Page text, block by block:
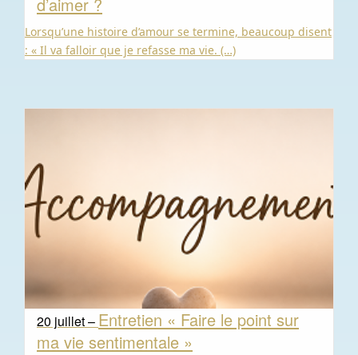
Lorsqu’une histoire d’amour se termine, beaucoup disent
: « Il va falloir que je refasse ma vie. (…)
20 juillet – Entretien « Faire le point sur
ma vie sentimentale »